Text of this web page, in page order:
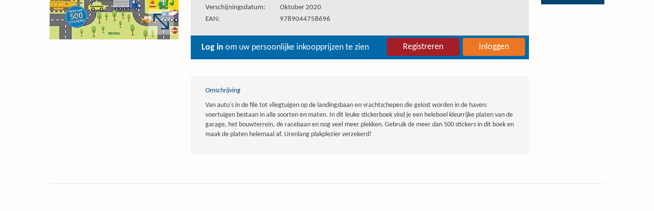
Verschijningsdatum:
Oktober 2020
EAN:
9789044758696
Log in om uw persoonlijke inkoopprijzen te zien Registreren Inloggen
Omschrijving
Van auto's in de file tot vliegtuigen op de landingsbaan en vrachtschepen die gelost worden in de haven:
voertuigen bestaan in alle soorten en maten. In dit leuke stickerboek vind je een heleboel kleurrijke platen van de
garage, het bouwterrein, de racebaan en nog veel meer plekken. Gebruik de meer dan 500 stickers in dit boek en
maak de platen helemaal af. Urenlang plakplezier verzekerd!